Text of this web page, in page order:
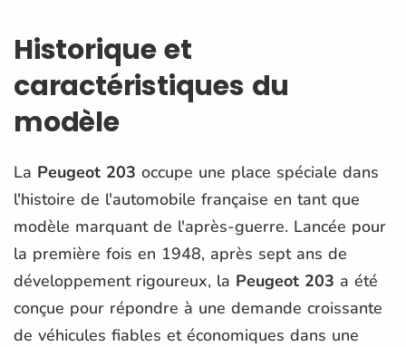
Historique et
caractéristiques du
modèle
La Peugeot 203 occupe une place spéciale dans
l'histoire de l'automobile française en tant que
modèle marquant de l'après-guerre. Lancée pour
la première fois en 1948, après sept ans de
développement rigoureux, la Peugeot 203 a été
conçue pour répondre à une demande croissante
de véhicules fiables et économiques dans une